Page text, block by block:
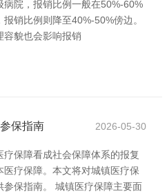
院，报销比例一般在50%-60%
销比例则降至40%-50%傍边。
容貌也会影响报销
保指南 2026-05-30
保障看成社会保障体系的报复
疗保障。本文将对城镇医疗保
保指南。 城镇医疗保障主要面